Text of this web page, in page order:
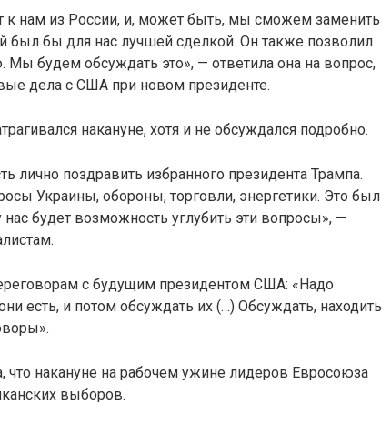
к нам из России, и, может быть, мы сможем заменить
был бы для нас лучшей сделкой. Он также позволил
будем обсуждать это», — ответила она на вопрос,
дела с США при новом президенте.
накануне, хотя и не обсуждался подробно.
лично поздравить избранного президента Трампа.
Украины, обороны, торговли, энергетики. Это был
будет возможность углубить эти вопросы», —
с будущим президентом США: «Надо
есть, и потом обсуждать их (…) Обсуждать, находить
накануне на рабочем ужине лидеров Евросоюза
выборов.